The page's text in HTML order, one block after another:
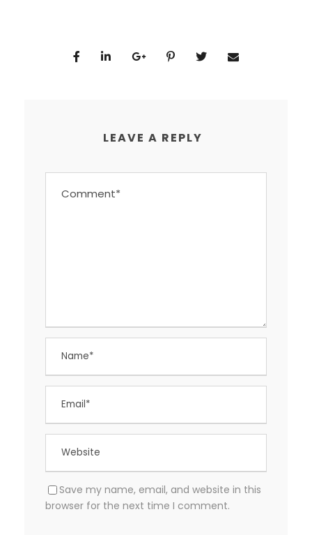
LEAVE A REPLY
Save my name, email, and website in this
browser for the next time I comment.